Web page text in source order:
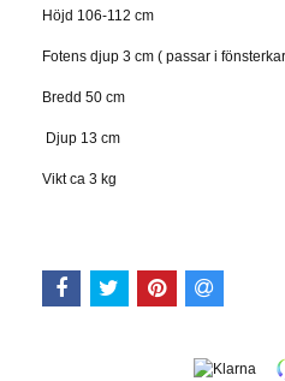
Höjd 106-112 cm
Fotens djup 3 cm ( passar i
Bredd 50 cm
Djup 13 cm
Vikt ca 3 kg